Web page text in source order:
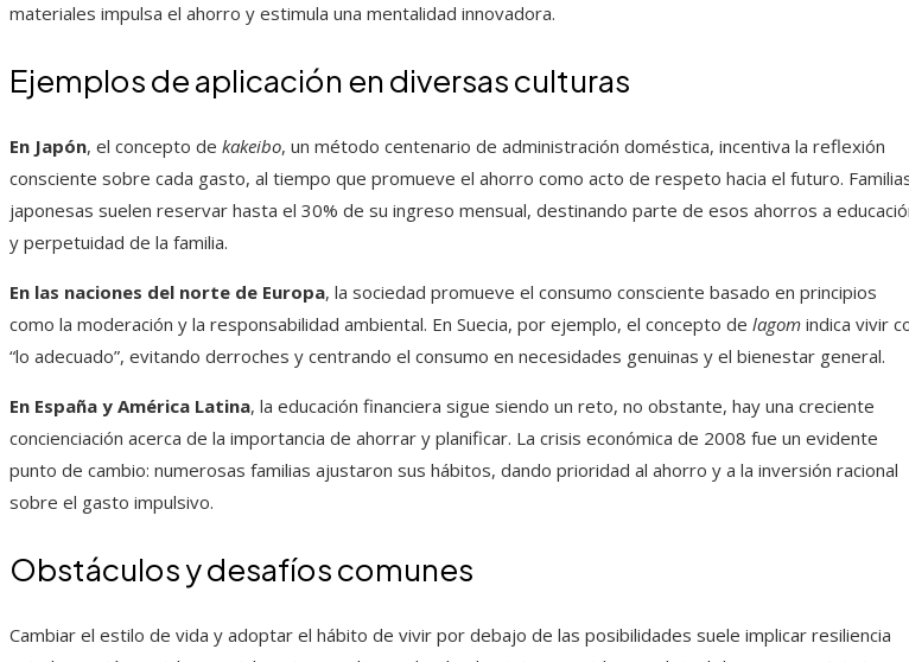
materiales impulsa el ahorro y estimula una mentalidad innovadora.
Ejemplos de aplicación en diversas culturas
En Japón, el concepto de kakeibo, un método centenario de administración doméstica, incentiva la reflexión
consciente sobre cada gasto, al tiempo que promueve el ahorro como acto de respeto hacia el futuro.
japonesas suelen reservar hasta el 30% de su ingreso mensual, destinando parte de esos ahorros a
y perpetuidad de la familia.
En las naciones del norte de Europa, la sociedad promueve el consumo consciente basado en principios
como la moderación y la responsabilidad ambiental. En Suecia, por ejemplo, el concepto de lagom indica vivir
“lo adecuado”, evitando derroches y centrando el consumo en necesidades genuinas y el bienestar general.
En España y América Latina, la educación financiera sigue siendo un reto, no obstante, hay una creciente
concienciación acerca de la importancia de ahorrar y planificar. La crisis económica de 2008 fue un evidente
punto de cambio: numerosas familias ajustaron sus hábitos, dando prioridad al ahorro y a la inversión racional
sobre el gasto impulsivo.
Obstáculos y desafíos comunes
Cambiar el estilo de vida y adoptar el hábito de vivir por debajo de las posibilidades suele implicar resiliencia